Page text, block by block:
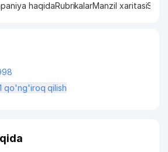
haqidaRubrikalarManzil xaritasi
71 qo'ng'iroq qilish